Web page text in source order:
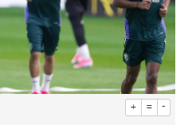
+ = -